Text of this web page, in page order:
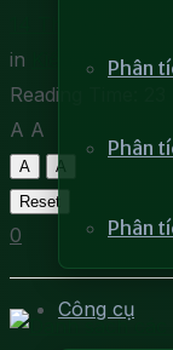
Phân
Phân
Phân
Công cụ
in
Kiến thức
Reading Time: 23
A A
A
A
Reset
0